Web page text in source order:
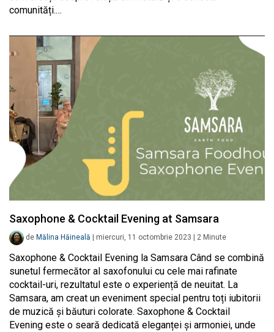
comunități.…
Saxophone & Cocktail Evening at Samsara
de Mălina Hăineală miercuri, 11 octombrie 2023 2 Minute
Saxophone & Cocktail Evening la Samsara Când se combină
sunetul fermecător al saxofonului cu cele mai rafinate
cocktail-uri, rezultatul este o experiență de neuitat. La
Samsara, am creat un eveniment special pentru toți iubitorii
de muzică și băuturi colorate. Saxophone & Cocktail
Evening este o seară dedicată eleganței și armoniei, unde